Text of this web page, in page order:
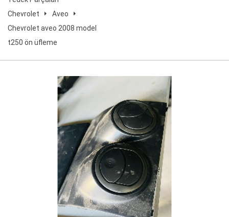
Chevrolet
Aveo
Chevrolet aveo 2008 model
t250 ön üfleme